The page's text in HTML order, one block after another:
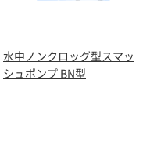
水中ノンクロッグ型スマッ
シュポンプ BN型